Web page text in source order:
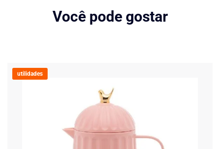
Você pode gostar
utilidades